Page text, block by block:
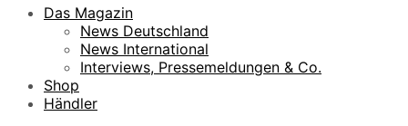
Das Magazin
News Deutschland
News International
Interviews, Pressemeldungen & Co.
Shop
Händler